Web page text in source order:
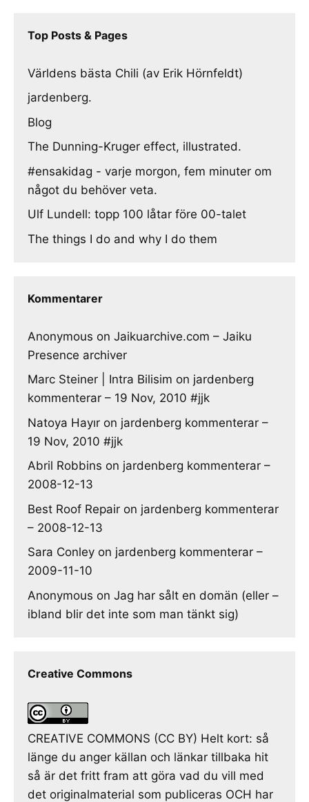
Top Posts & Pages
Världens bästa Chili (av Erik Hörnfeldt)
jardenberg.
Blog
The Dunning-Kruger effect, illustrated.
#ensakidag - varje morgon, fem minuter om
något du behöver veta.
Ulf Lundell: topp 100 låtar före 00-talet
The things I do and why I do them
Kommentarer
Anonymous on Jaikuarchive.com – Jaiku
Presence archiver
Marc Steiner | Intra Bilisim on jardenberg
kommenterar – 19 Nov, 2010 #jjk
Natoya Hayır on jardenberg kommenterar –
19 Nov, 2010 #jjk
Abril Robbins on jardenberg kommenterar –
2008-12-13
Best Roof Repair on jardenberg kommenterar
– 2008-12-13
Sara Conley on jardenberg kommenterar –
2009-11-10
Anonymous on Jag har sålt en domän (eller –
ibland blir det inte som man tänkt sig)
Creative Commons
CREATIVE COMMONS (CC BY) Helt kort: så
länge du anger källan och länkar tillbaka hit
så är det fritt fram att göra vad du vill med
det originalmaterial som publiceras OCH har